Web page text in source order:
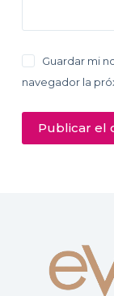
Guardar mi
navegador la
Publicar el